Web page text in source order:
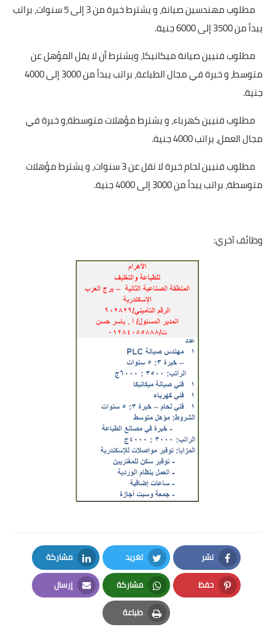
مطلوب مهندسين صيانة، و يشترط خبرة من 3 إلى 5 سنوات، براتب
يبدأ من 3500 إلى 6000 جنية.
مطلوب فنيين صيانة ميكانيكا، ويشترط أن لا يقل المؤهل عن
متوسط، و خبرة في مجال الطباعة، براتب يبدأ من 3000 إلى 4000
جنية.
مطلوب فنيين كهرباء، و يشترط مؤهلات متوسطة،و خبرة في
مجال العمل، براتب 4000 جنية.
مطلوب فنيين لحام خبرة لا تقل عن 3 سنوات، و يشترط مؤهلات
متوسطة، براتب يبدأ من 3000 إلى 4000 جنية.
وظائف آخري:
نشر
Facebook
تغريد
Twitter
مشاركة
LinkedIn
حفظ
Pinterest
مشاركة
Whatsapp
إرسال
Email
طباعة
Print